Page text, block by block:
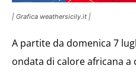
| Grafica weathersicily.it |
A partite da domenica 7
ondata di calore africana a